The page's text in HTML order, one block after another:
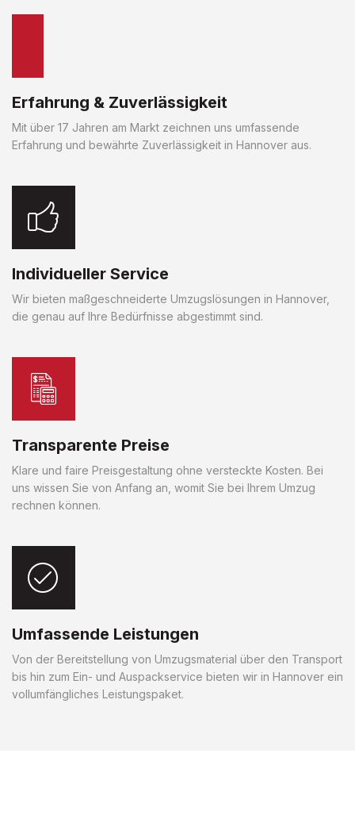
Erfahrung & Zuverlässigkeit
Mit über 17 Jahren am Markt zeichnen uns umfassende
Erfahrung und bewährte Zuverlässigkeit in Hannover aus.
Individueller Service
Wir bieten maßgeschneiderte Umzugslösungen in Hannover,
die genau auf Ihre Bedürfnisse abgestimmt sind.
Transparente Preise
Klare und faire Preisgestaltung ohne versteckte Kosten. Bei
uns wissen Sie von Anfang an, womit Sie bei Ihrem Umzug
rechnen können.
Umfassende Leistungen
Von der Bereitstellung von Umzugsmaterial über den Transport
bis hin zum Ein- und Auspackservice bieten wir in Hannover ein
vollumfängliches Leistungspaket.